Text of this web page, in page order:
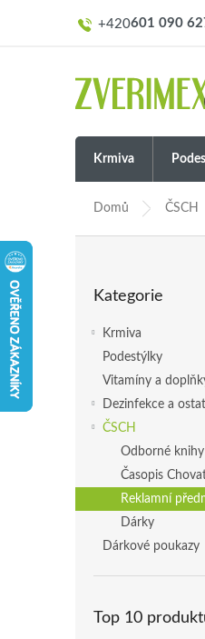
601 090
Krmiva
Domů ČSCH
e
kategorie
Kategorie
Krmiva
Podestýlky
Vitamíny a
Dezinfekce a
ČSCH
Odborné knihy
Časopis
Reklamní
Dárky
Dárkové poukazy
Top 10